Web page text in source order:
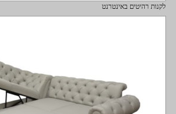
לקנות רהיטים באינטרנט